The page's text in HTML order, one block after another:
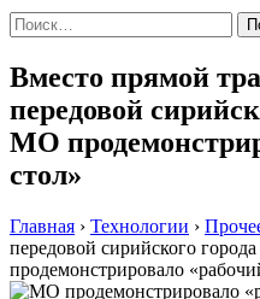
Найти:
Вместо прямой
передовой
МО
стол»
Главная › Технологии ›
передовой сирийского
продемонстрировало